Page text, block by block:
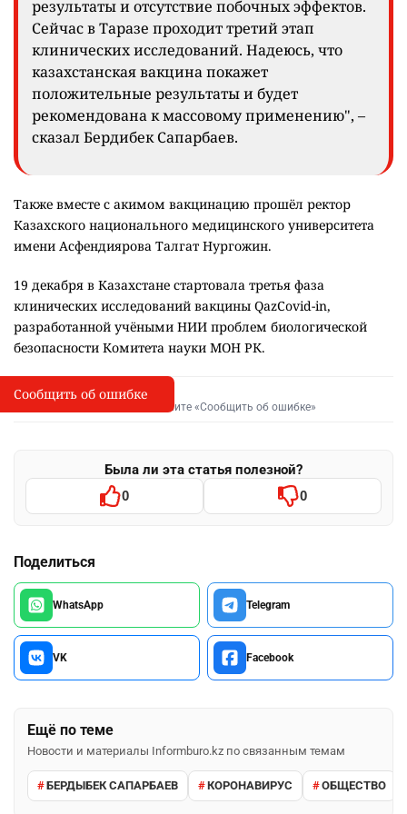
результаты и отсутствие побочных эффектов.
Сейчас в Таразе проходит третий этап
клинических исследований. Надеюсь, что
казахстанская вакцина покажет
положительные результаты и будет
рекомендована к массовому применению", –
сказал Бердибек Сапарбаев.
Также вместе с акимом вакцинацию прошёл ректор
Казахского национального медицинского университета
имени Асфендиярова Талгат Нургожин.
19 декабря в Казахстане стартовала третья фаза
клинических исследований вакцины QazCovid-in,
разработанной учёными НИИ проблем биологической
безопасности Комитета науки МОН РК.
I
Сообщить об опечатке
Выделите фрагмент и нажмите «Сообщить об ошибке»
Была ли эта статья полезной?
0 0
Поделиться
WhatsApp Telegram
VK Facebook
Ещё по теме
Новости и материалы Informburo.kz по связанным темам
БЕРДЫБЕК САПАРБАЕВ КОРОНАВИРУС ОБЩЕСТВО
Сообщить об ошибке